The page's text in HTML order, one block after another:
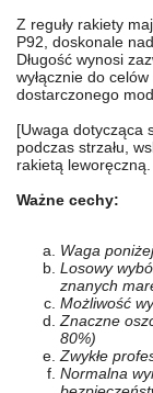
Z reguły rakiety
P92, doskonale
Długość wynosi
wyłącznie do
dostarczonego
[Uwaga dotycząca
podczas strzału,
rakietą leworęczną.
Ważne cechy:
Waga
Losowy
znanych
Możliwość
Znaczne
80%)
Zwykłe
Normalna